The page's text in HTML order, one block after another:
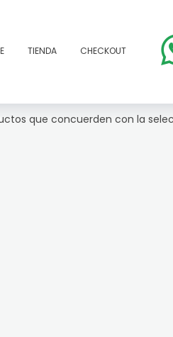
TIENDA CHECKOUT
que concuerden con la